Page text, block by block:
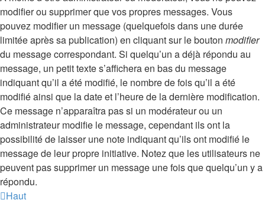
modifier ou supprimer que vos propres messages. Vous
pouvez modifier un message (quelquefois dans une durée
limitée après sa publication) en cliquant sur le bouton modifier
du message correspondant. Si quelqu’un a déjà répondu au
message, un petit texte s’affichera en bas du message
indiquant qu’il a été modifié, le nombre de fois qu’il a été
modifié ainsi que la date et l’heure de la dernière modification.
Ce message n’apparaîtra pas si un modérateur ou un
administrateur modifie le message, cependant ils ont la
possibilité de laisser une note indiquant qu’ils ont modifié le
message de leur propre initiative. Notez que les utilisateurs ne
peuvent pas supprimer un message une fois que quelqu’un y a
répondu.
Haut